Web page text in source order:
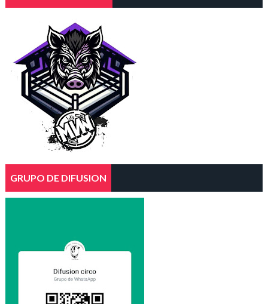
GRUPO DE DIFUSION